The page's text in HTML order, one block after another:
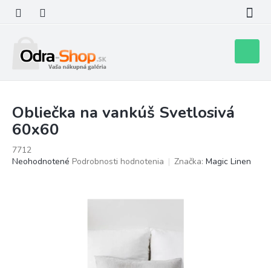
obsah
košík
Obliečka na vankúš Svetlosivá
60x60
7712
Priemerné
Neohodnotené Podrobnosti hodnotenia Značka: Magic Linen